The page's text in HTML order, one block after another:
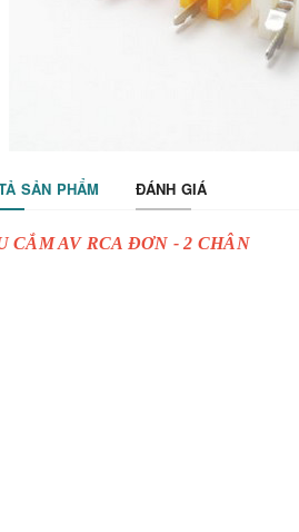
SẢN PHẨM ĐÁNH GIÁ
CẮM AV RCA ĐƠN - 2 CHÂN